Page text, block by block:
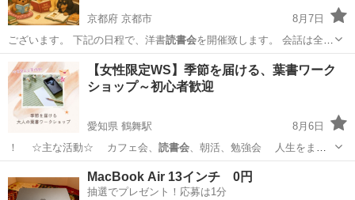
京都府 京都市
8月7日
ございます。 下記の日程で、洋書読書会を開催致します。 会話は全て
日本語で…
京都 京都市 その他 洋書
【女性限定WS】季節を届ける、葉書ワーク
ショップ～初心者歓迎
愛知県 鶴舞駅
8月6日
！ ☆主な活動☆ カフェ会、 読書会、朝活、勉強会 人生をまじ
めに考え…
ワークショップ
MacBook Air 13インチ 0円
抽選でプレゼント！応募は1分